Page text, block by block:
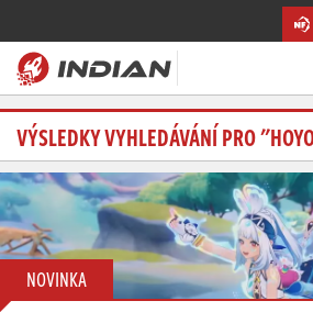
Magazín
Recenze
Videa
Soutěže
VÝSLEDKY VYHLEDÁVÁNÍ PRO
NOVINKA